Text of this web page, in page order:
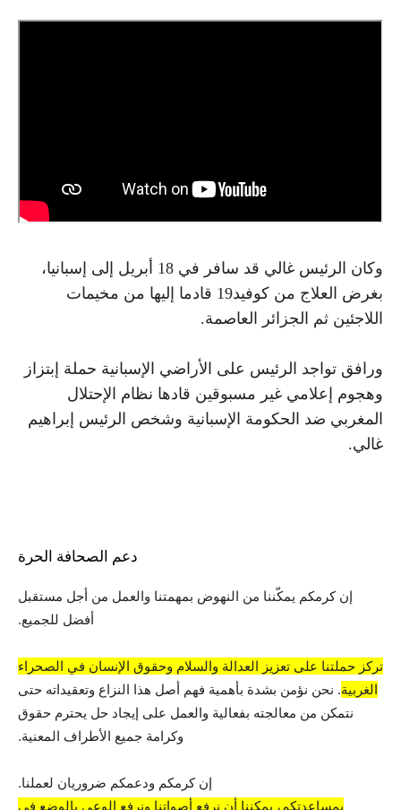
وكان الرئيس غالي قد سافر في 18 أبريل إلى إسبانيا،
بغرض العلاج من كوفيد19 قادما إليها من مخيمات
اللاجئين ثم الجزائر العاصمة.
ورافق تواجد الرئيس على الأراضي الإسبانية حملة إبتزاز
وهجوم إعلامي غير مسبوقين قادها نظام الإحتلال
المغربي ضد الحكومة الإسبانية وشخص الرئيس إبراهيم
غالي.
دعم الصحافة الحرة
إن كرمكم يمكّننا من النهوض بمهمتنا والعمل من أجل مستقبل
أفضل للجميع.
تركز حملتنا على تعزيز العدالة والسلام وحقوق الإنسان في الصحراء
الغربية. نحن نؤمن بشدة بأهمية فهم أصل هذا النزاع وتعقيداته حتى
نتمكن من معالجته بفعالية والعمل على إيجاد حل يحترم حقوق
وكرامة جميع الأطراف المعنية.
إن كرمكم ودعمكم ضروريان لعملنا.
بمساعدتكم، يمكننا أن نرفع أصواتنا ونرفع الوعي بالوضع في